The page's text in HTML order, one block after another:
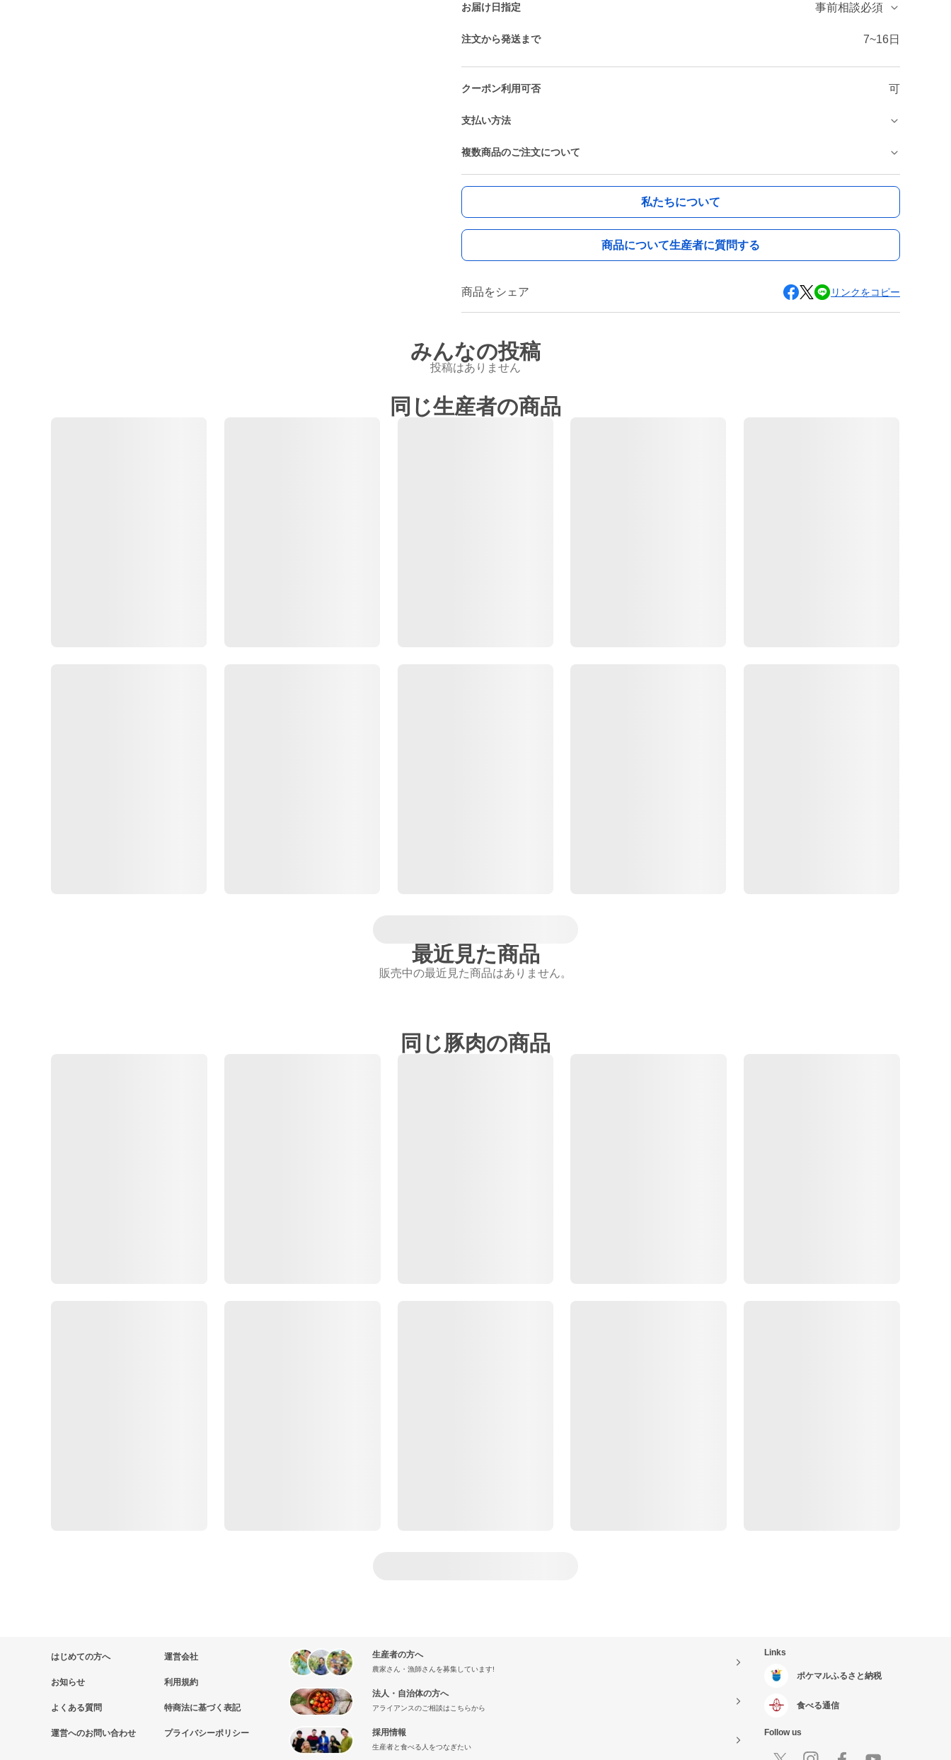
お届け日指定 事前相談必須
注文から発送まで 7~16日
クーポン利用可否 可
支払い方法
複数商品のご注文について
私たちについて
商品について生産者に質問する
商品をシェア リンクをコピー
みんなの投稿
投稿はありません
同じ生産者の商品
最近見た商品
販売中の最近見た商品はありません。
同じ豚肉の商品
はじめての方へ
お知らせ
よくある質問
運営へのお問い合わせ
運営会社
利用規約
特商法に基づく表記
プライバシーポリシー
生産者の方へ
農家さん・漁師さんを募集しています!
法人・自治体の方へ
アライアンスのご相談はこちらから
採用情報
生産者と食べる人をつなぎたい
Links
ポケマルふるさと納税
食べる通信
Follow us